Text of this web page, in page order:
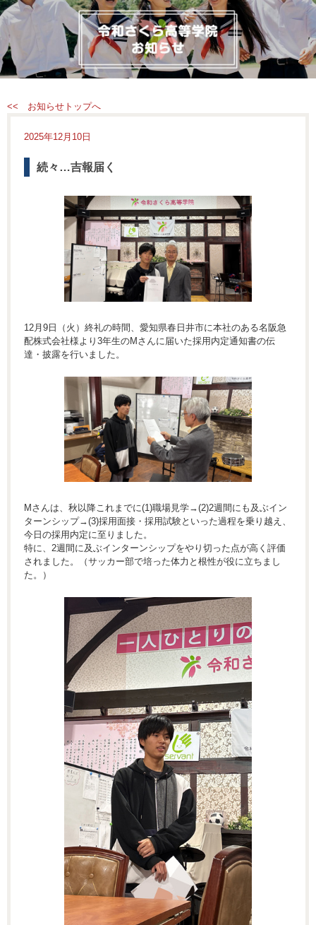
<< お知らせトップへ
2025年12月10日
続々…吉報届く
12月9日（火）終礼の時間、愛知県春日井市に本社のある名阪急
配株式会社様より3年生のMさんに届いた採用内定通知書の伝
達・披露を行いました。
Mさんは、秋以降これまでに(1)職場見学→(2)2週間にも及ぶイン
ターンシップ→(3)採用面接・採用試験といった過程を乗り越え、
今日の採用内定に至りました。
特に、2週間に及ぶインターンシップをやり切った点が高く評価
されました。（サッカー部で培った体力と根性が役に立ちまし
た。）